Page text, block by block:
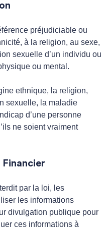
préjudiciable ou
à la religion, au sexe,
sexuelle d’un individu ou
ou mental.
ethnique, la religion,
sexuelle, la maladie
d’une personne
ne soient vraiment
par la loi, les
les informations
divulgation publique pour
ces informations à